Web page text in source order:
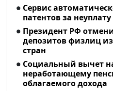
Сервис
патентов за неуплату
Президент РФ
депозитов физлиц
стран
Социальный вычет
неработающему
облагаемого дохода